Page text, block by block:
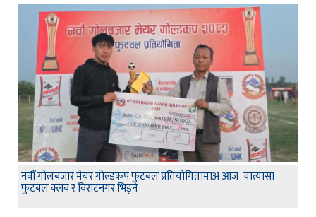
नवौँ गोलबजार मेयर गोल्डकप फुटबल प्रतियोगितामाअ आज चात्यासा
फुटबल क्लब र विराटनगर भिड्ने